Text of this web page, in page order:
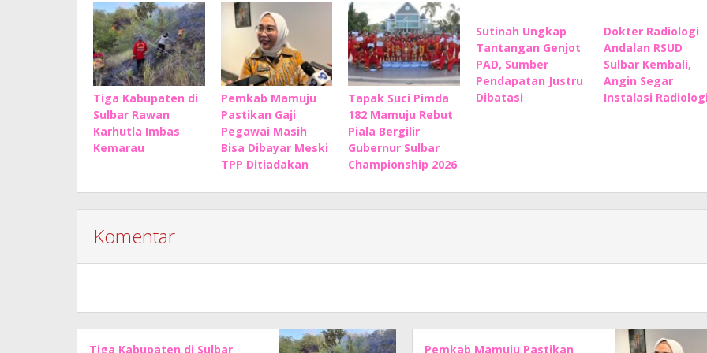
Tiga Kabupaten di
Sulbar Rawan
Karhutla Imbas
Kemarau
Pemkab Mamuju
Pastikan Gaji
Pegawai Masih
Bisa Dibayar Meski
TPP Ditiadakan
Tapak Suci Pimda
182 Mamuju Rebut
Piala Bergilir
Gubernur Sulbar
Championship 2026
Sutinah Ungkap
Tantangan Genjot
PAD, Sumber
Pendapatan Justru
Dibatasi
Dokter Radiologi
Andalan RSUD
Sulbar Kembali,
Angin Segar
Instalasi
Komentar
Tiga Kabupaten di Sulbar Pemkab Mamuju Pastikan